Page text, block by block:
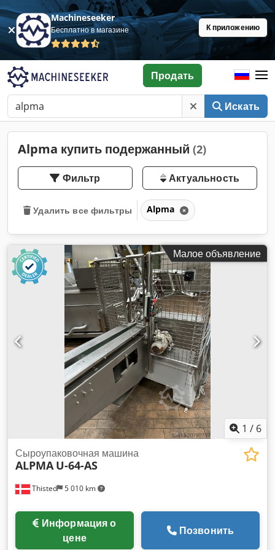
Machineseeker
Бесплатно в магазине К приложению
Искать
Продать
Alpma купить подержанный (2)
Фильтр Актуальность
Удалить все фильтры Alpma
Малое объявление
1 / 6
Thisted 5 010 km
Сыроупаковочная машина
ALPMA U-64-AS
цене
Позвонить